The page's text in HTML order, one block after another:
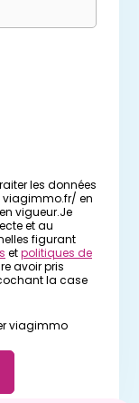
les données
viagimmo.fr/ en
vigueur.Je
et au
figurant
etpolitiques de
avoir pris
la case
viagimmo